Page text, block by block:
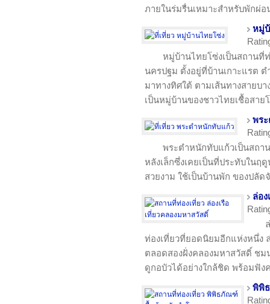
ภายในร่มรื่นเหมาะสำหรับพักผ่
หมู่
หมู่บ้านไทยโซ่งเป็นสถานที่
นครปฐม ตั้งอยู่ที่บ้านเกาะแรต ต
มาทางทิศใต้ ตามเส้นทางสายบ
เป็นหมู่บ้านของชาวไทยเชื้อสาย
พร
พระตำหนักทับแก้วเป็นสถา
หลังเล็กซึ่งเคยเป็นที่ประทับในฤ
สวยงาม ใช้เป็นบ้านพัก ของปลัด
ล่อ
ท่องเที่ยวที่ยอดนิยมอีกแห่งหนึ่ง
ตลอดสองฝั่งคลองมหาสวัสดิ์ ชม
ดูกอบัวได้อย่างใกล้ชิด พร้อมฟัง
พิพิ